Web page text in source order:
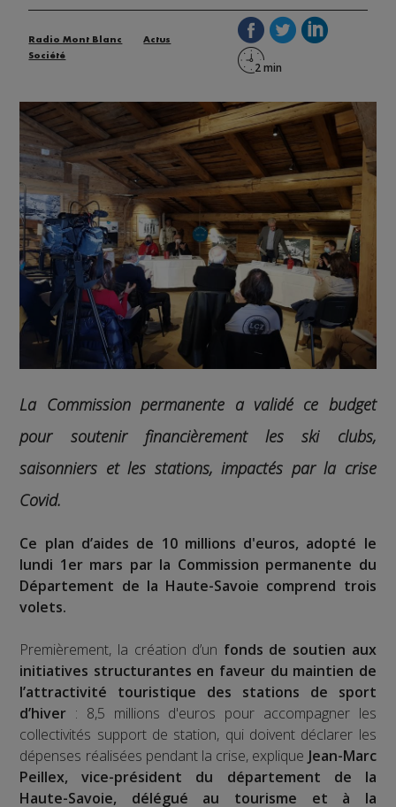
Radio Mont Blanc
Actus
Société
La Commission permanente a validé ce budget
pour soutenir financièrement les ski clubs,
saisonniers et les stations, impactés par la crise
Covid.
Ce plan d’aides de 10 millions d'euros, adopté le
lundi 1er mars par la Commission permanente du
Département de la Haute-Savoie comprend trois
volets.
Premièrement, la création d’un fonds de soutien aux
initiatives structurantes en faveur du maintien de
l’attractivité touristique des stations de sport
d’hiver : 8,5 millions d'euros pour accompagner les
collectivités support de station, qui doivent déclarer les
dépenses réalisées pendant la crise, explique Jean-Marc
Peillex, vice-président du département de la
Haute-Savoie, délégué au tourisme et à la